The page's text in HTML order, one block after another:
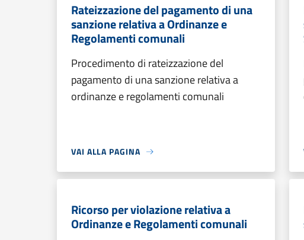
Rateizzazione del pagamento di una
sanzione relativa a Ordinanze e
Regolamenti comunali
Procedimento di rateizzazione del
pagamento di una sanzione relativa a
ordinanze e regolamenti comunali
VAI ALLA PAGINA
Ricorso per violazione relativa a
Ordinanze e Regolamenti comunali